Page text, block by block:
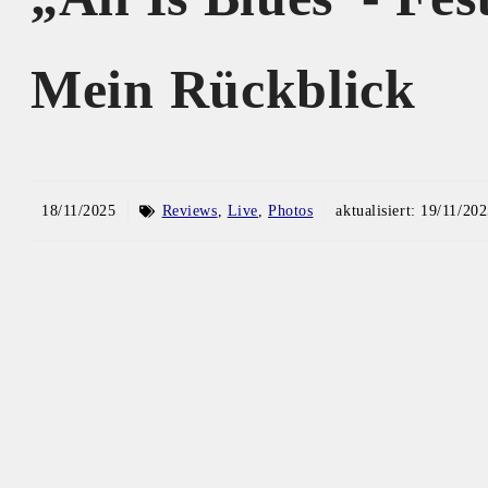
Mein Rückblick
18/11/2025 Reviews, Live,Photos aktualisiert: 19/11/